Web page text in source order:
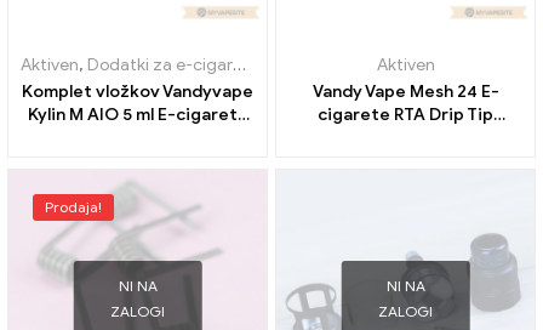
Aktiven, Dodatki za e-cigarete
Komplet vložkov Vandyvape
Kylin M AIO 5 ml E-cigarete
Aktiven
Vandy Vape Mesh 24 E-
cigarete RTA Drip Tip
Prodaja!
NI NA
ZALOGI
NI NA
ZALOGI